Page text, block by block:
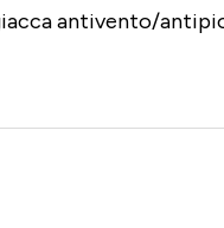
antivento/